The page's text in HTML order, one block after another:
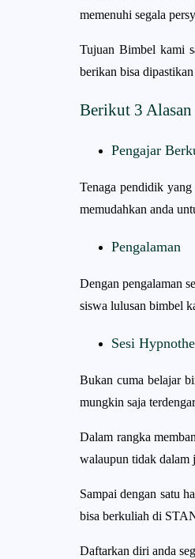
memenuhi segala
Tujuan Bimbel kami
berikan bisa
Berikut 3
Pengajar
Tenaga pendidik
memudahkan anda
Pengalaman
Dengan pengalaman
siswa lulusan bimbel
Sesi
Bukan cuma belajar
mungkin saja
Dalam rangka
walaupun tidak dalam
Sampai dengan satu
bisa berkuliah di
Daftarkan diri anda